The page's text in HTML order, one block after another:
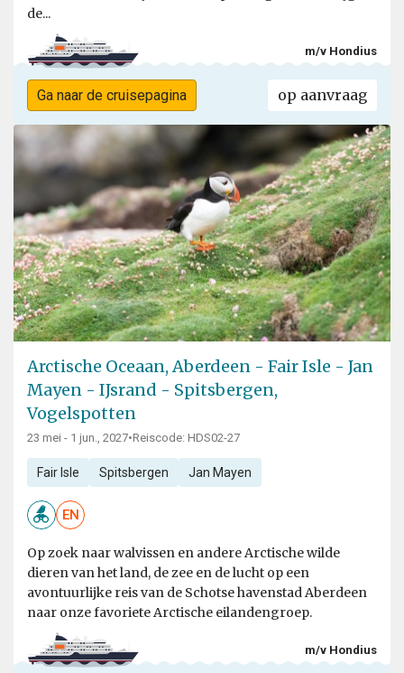
de...
m/v Hondius
Ga naar de cruisepagina op aanvraag
Arctische Oceaan, Aberdeen - Fair Isle - Jan
Mayen - IJsrand - Spitsbergen,
Vogelspotten
23 mei - 1 jun., 2027•Reiscode: HDS02-27
Fair Isle Spitsbergen Jan Mayen
EN
Op zoek naar walvissen en andere Arctische wilde
dieren van het land, de zee en de lucht op een
avontuurlijke reis van de Schotse havenstad Aberdeen
naar onze favoriete Arctische eilandengroep.
m/v Hondius